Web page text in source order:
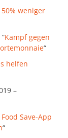
weniger
Kampf gegen
“
helfen
–
Save-App
“